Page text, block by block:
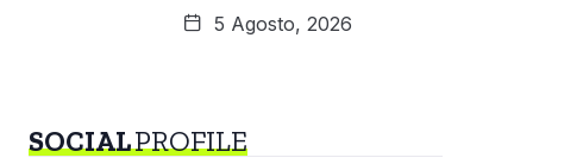
5 Agosto, 2026
SOCIALPROFILE